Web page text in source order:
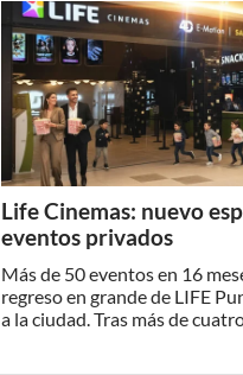
Life Cinemas: nuevo
eventos privados
Más de 50 eventos en 16
regreso en grande de LIFE
a la ciudad. Tras más de cuatro